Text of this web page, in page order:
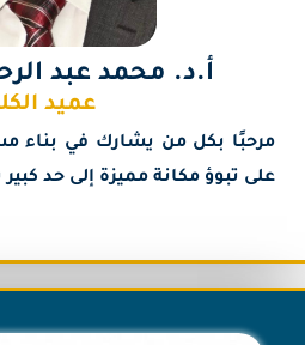
أ.د. محمد عبد
عميد
مرحبًا بكل من يشارك في بناء
على تبوؤ مكانة مميزة إلى حد كبير